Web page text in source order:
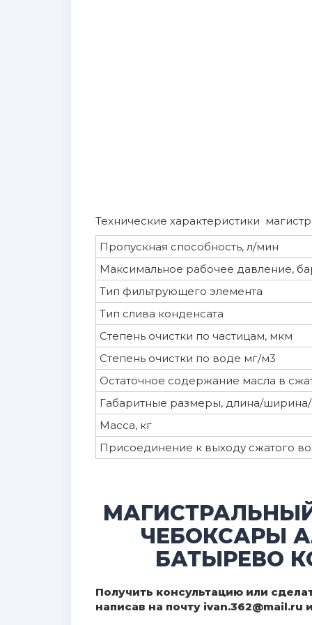
Технические характеристики
Пропускная способность, л/мин
Максимальное рабочее давление,
Тип фильтрующего элемента
Тип слива конденсата
Степень очистки по частицам, мкм
Степень очистки по воде мг/м3
Остаточное содержание масла в
Габаритные размеры, длина/
Масса, кг
Присоединение к выходу сжатого
ЧЕБОКСАРЫ
БАТЫРЕВО
Получить консультацию или
написав на почту